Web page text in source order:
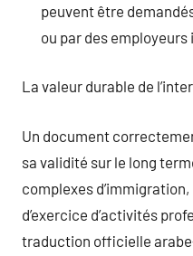
peuvent être
ou par des
La valeur durable de
Un document
sa validité sur le long
complexes
d’exercice d’activités
traduction officielle